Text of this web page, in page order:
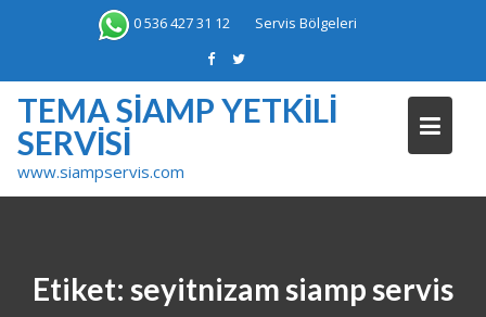
0 536 427 31 12 Servis Bölgeleri
TEMA SIAMP YETKILI
SERVISI
www.siampservis.com
Etiket: seyitnizam siamp servis